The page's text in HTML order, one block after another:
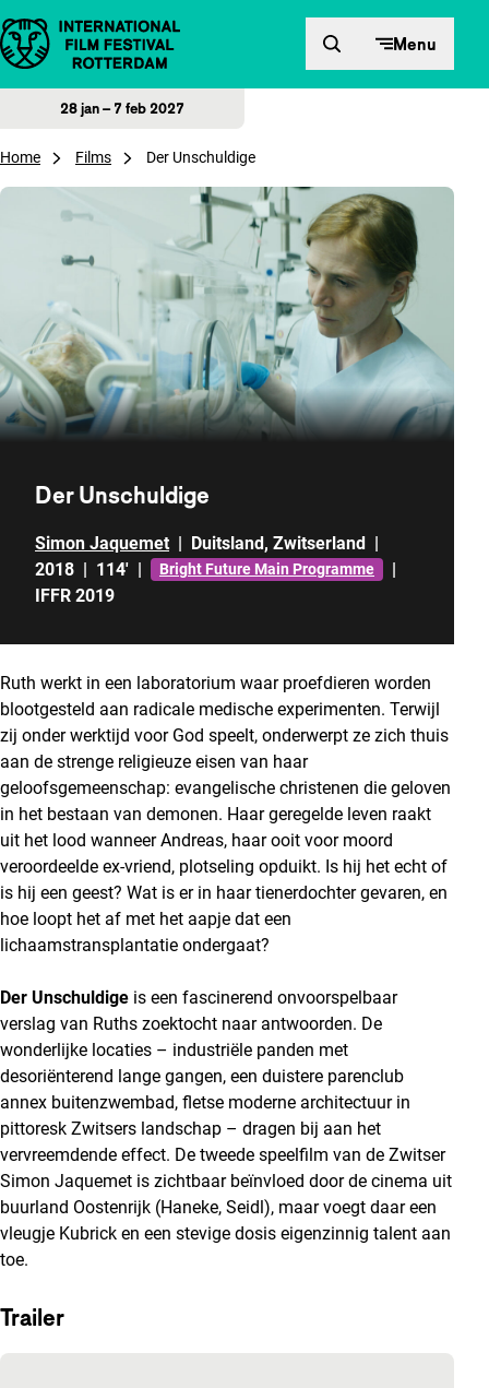
Direct naar inhoud Menu
28 jan – 7 feb 2027
Home Films Der Unschuldige
Der Unschuldige
Simon Jaquemet | Duitsland, Zwitserland |
2018 | 114' | Bright Future Main Programme
|
IFFR 2019
Ruth werkt in een laboratorium waar proefdieren worden
blootgesteld aan radicale medische experimenten. Terwijl
zij onder werktijd voor God speelt, onderwerpt ze zich thuis
aan de strenge religieuze eisen van haar
geloofsgemeenschap: evangelische christenen die geloven
in het bestaan van demonen. Haar geregelde leven raakt
uit het lood wanneer Andreas, haar ooit voor moord
veroordeelde ex-vriend, plotseling opduikt. Is hij het echt of
is hij een geest? Wat is er in haar tienerdochter gevaren, en
hoe loopt het af met het aapje dat een
lichaamstransplantatie ondergaat?
Der Unschuldige is een fascinerend onvoorspelbaar
verslag van Ruths zoektocht naar antwoorden. De
wonderlijke locaties – industriële panden met
desoriënterend lange gangen, een duistere parenclub
annex buitenzwembad, fletse moderne architectuur in
pittoresk Zwitsers landschap – dragen bij aan het
vervreemdende effect. De tweede speelfilm van de Zwitser
Simon Jaquemet is zichtbaar beïnvloed door de cinema uit
buurland Oostenrijk (Haneke, Seidl), maar voegt daar een
vleugje Kubrick en een stevige dosis eigenzinnig talent aan
toe.
Trailer